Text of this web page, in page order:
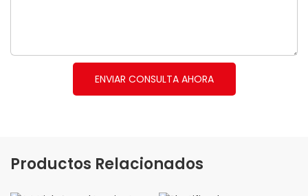
ENVIAR CONSULTA AHORA
Productos Relacionados